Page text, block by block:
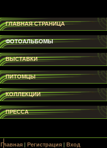
ГЛАВНАЯ СТРАНИЦА
ФОТОАЛЬБОМЫ
ВЫСТАВКИ
ПИТОМЦЫ
КОЛЛЕКЦИИ
ПРЕССА
Главная| Регистрация| Вход